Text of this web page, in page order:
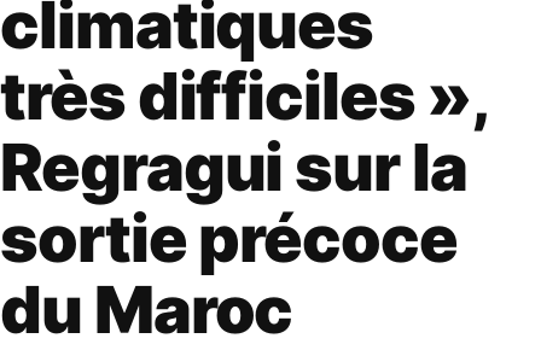
climatiques
très difficiles »,
Regragui sur la
sortie précoce
du Maroc